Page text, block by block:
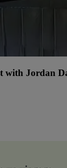
with Jordan